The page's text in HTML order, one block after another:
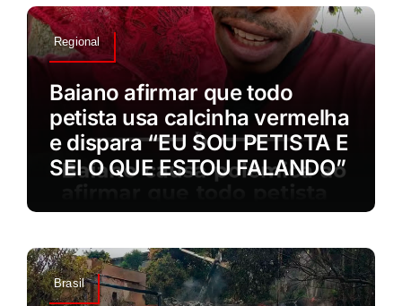
Regional
Baiano afirmar que todo
petista usa calcinha vermelha
e dispara “EU SOU PETISTA E
SEI O QUE ESTOU FALANDO”
Brasil